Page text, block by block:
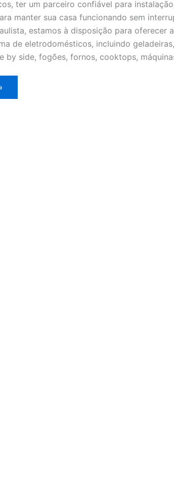
ter um parceiro confiável para
manter sua casa funcionando sem
estamos à disposição para oferecer
de eletrodomésticos, incluindo
by side, fogões, fornos, cooktops,